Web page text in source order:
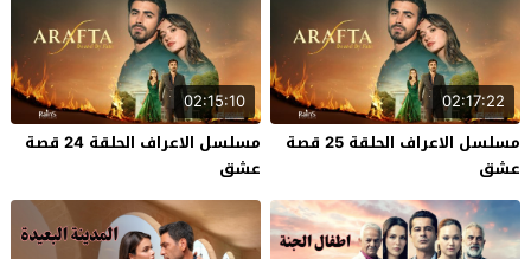
02:17:22
مسلسل الاعراف الحلقة 25 قصة
عشق
02:15:10
مسلسل الاعراف الحلقة 24 قصة
عشق